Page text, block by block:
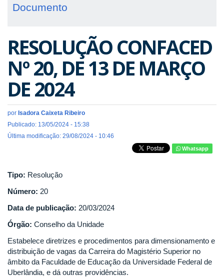
Documento
RESOLUÇÃO CONFACED
Nº 20, DE 13 DE MARÇO
DE 2024
por Isadora Caixeta Ribeiro
Publicado: 13/05/2024 - 15:38
Última modificação: 29/08/2024 - 10:46
Whatsapp
Tipo: Resolução
Número: 20
Data de publicação: 20/03/2024
Órgão: Conselho da Unidade
Estabelece diretrizes e procedimentos para dimensionamento e
distribuição de vagas da Carreira do Magistério Superior no
âmbito da Faculdade de Educação da Universidade Federal de
Uberlândia, e dá outras providências.